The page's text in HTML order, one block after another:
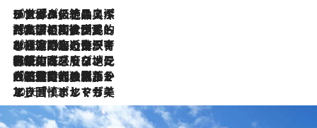
2026.8.8
リスボンの絶品スイーツ「パステル・デ・ナタ」とは？ポルトガル伝統の奥深い世界へ
2026.7.27
「私の祖国はポルトガル語です」国民的詩人フェルナンド・ペソアと、彼が愛した文学の街を歩く
2026.7.26
ポルトガル近海が育む極上の海の幸。キリリと冷えた白ワインと愉しむ、シーフード専門店の贅沢
2026.7.22
伝統の味をモダンに昇華。高感度な地元客が集う、リスボンの最旬ガストロノミー
2026.7.21
大航海時代の栄華から、震災、独裁、そして革命へ。ポルトガル・首都リスボンの石畳に刻まれた「歴史の光と影」
2026.7.13
エッセイ・ヤマザキマリ「慎ましくも美しき国 ポルトガル」